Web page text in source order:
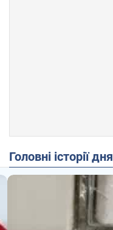
Головні історії дня